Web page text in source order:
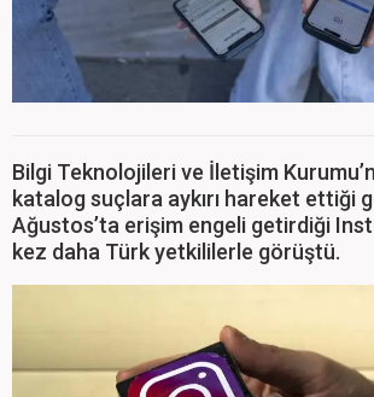
Bilgi Teknolojileri ve İletişim
katalog suçlara aykırı hareket ettiği
Ağustos’ta erişim engeli getirdiği
kez daha Türk yetkililerle görüştü.